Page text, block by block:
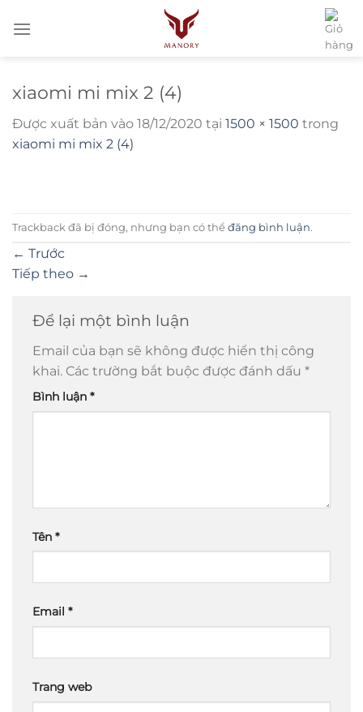
qua
xiaomi mi mix 2 (4)
Được xuất bản vào 18/12/2020 tại 1500 × 1500 trong
xiaomi mi mix 2 (4)
Trackback đã bị đóng, nhưng bạn có thể đăng bình luận.
← Trước
Tiếp theo →
Để lại một bình luận
Email của bạn sẽ không được hiển thị công
khai. Các trường bắt buộc được đánh dấu *
Bình luận *
Tên *
Email *
Trang web